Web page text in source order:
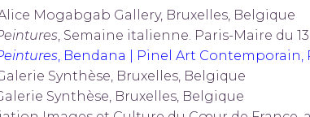
Mogabgab Gallery, Bruxelles, Belgique
, Semaine italienne. Paris-Maire du
, Bendana | Pinel Art Contemporain,
Synthèse, Bruxelles, Belgique
Synthèse, Bruxelles, Belgique